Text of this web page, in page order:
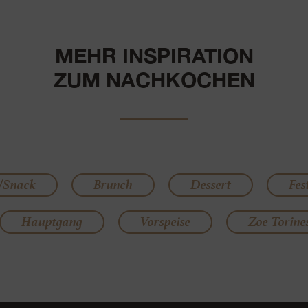
MEHR INSPIRATION
ZUM NACHKOCHEN
Brunch Dessert
Hauptgang
Vorspeise Zoe